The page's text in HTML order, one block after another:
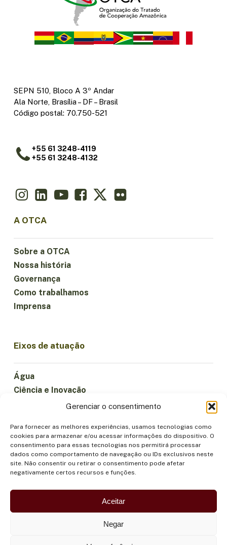
Gerenciar o consentimento
Para fornecer as melhores experiências, usamos tecnologias como
cookies para armazenar e/ou acessar informações do dispositivo. O
consentimento para essas tecnologias nos permitirá processar
dados como comportamento de navegação ou IDs exclusivos neste
site. Não consentir ou retirar o consentimento pode afetar
negativamente certos recursos e funções.
Aceitar
Negar
SEPN 510, Bloco A 3º Andar
Ala Norte, Brasília – DF – Brasil
Código postal: 70.750-521
+55 61 3248-4119
+55 61 3248-4132
A OTCA
Sobre a OTCA
Nossa história
Governança
Como trabalhamos
Imprensa
Eixos de atuação
Água
Ciência e Inovação
Florestas e Biodiversidade
Institucionalidade
Participação
Povos Indígenas